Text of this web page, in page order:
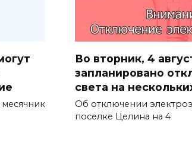
месячник
Во вторник, 4
запланировано
света на
Об отключении
поселке Целина на 4